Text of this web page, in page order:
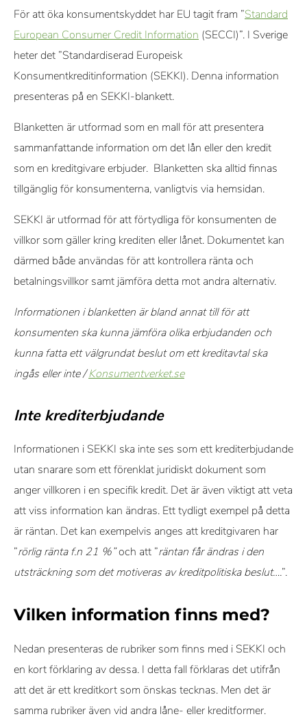
För att öka konsumentskyddet har EU tagit fram ”Standard
European Consumer Credit Information (SECCI)”. I Sverige
heter det ”Standardiserad Europeisk
Konsumentkreditinformation (SEKKI). Denna information
presenteras på en SEKKI-blankett.
Blanketten är utformad som en mall för att presentera
sammanfattande information om det lån eller den kredit
som en kreditgivare erbjuder. Blanketten ska alltid finnas
tillgänglig för konsumenterna, vanligtvis via hemsidan.
SEKKI är utformad för att förtydliga för konsumenten de
villkor som gäller kring krediten eller lånet. Dokumentet kan
därmed både användas för att kontrollera ränta och
betalningsvillkor samt jämföra detta mot andra alternativ.
Informationen i blanketten är bland annat till för att
konsumenten ska kunna jämföra olika erbjudanden och
kunna fatta ett välgrundat beslut om ett kreditavtal ska
ingås eller inte /Konsumentverket.se
Inte krediterbjudande
Informationen i SEKKI ska inte ses som ett krediterbjudande
utan snarare som ett förenklat juridiskt dokument som
anger villkoren i en specifik kredit. Det är även viktigt att veta
att viss information kan ändras. Ett tydligt exempel på detta
är räntan. Det kan exempelvis anges att kreditgivaren har
”rörlig ränta f.n 21 %”och att ”räntan får ändras i den
utsträckning som det motiveras av kreditpolitiska beslut….”.
Vilken information finns med?
Nedan presenteras de rubriker som finns med i SEKKI och
en kort förklaring av dessa. I detta fall förklaras det utifrån
att det är ett kreditkort som önskas tecknas. Men det är
samma rubriker även vid andra låne- eller kreditformer.